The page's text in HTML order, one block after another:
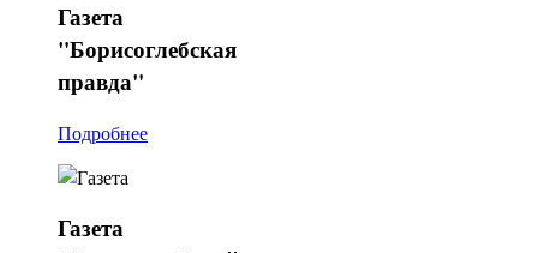
Газета
"Борисоглебская
правда"
Подробнее
Газета